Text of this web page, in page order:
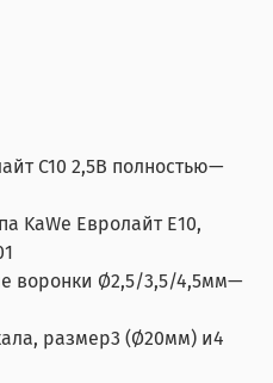
C10 2,5B полностью—
KaWe Евролайт Е10,
воронки Ø2,5/3,5/4,5мм—
размер3 (Ø20мм) и4